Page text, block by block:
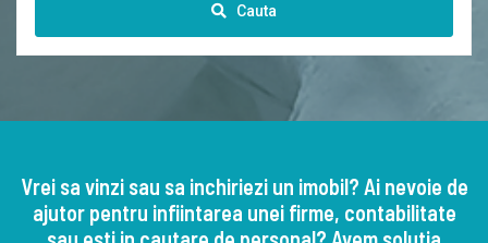
Cauta
Vrei sa vinzi sau sa inchiriezi un imobil? Ai nevoie de
ajutor pentru infiintarea unei firme, contabilitate